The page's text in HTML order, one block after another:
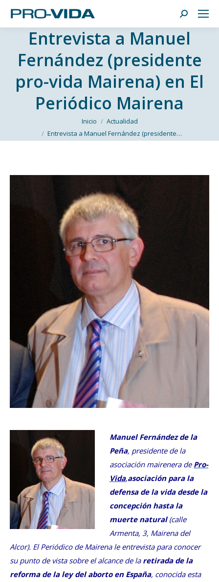
Buscar:
Entrevista a Manuel
Fernández (presidente
pro-vida Mairena) en El
Periódico Mairena
Inicio
Actualidad
Entrevista a Manuel Fernández (presidente…
Manuel Fernández de la
Peña, presidente de la
asociación mairenera de Pro-
Vida,asociación para la
defensa de la vida desde la
concepción hasta la
muerte natural(calle
Armenta, 3, Mairena del
Alcor). El Periódico de Mairena le entrevista para conocer
su punto de vista sobre el alcance de la retirada de la
reforma de la ley del aborto en España, conocida esta